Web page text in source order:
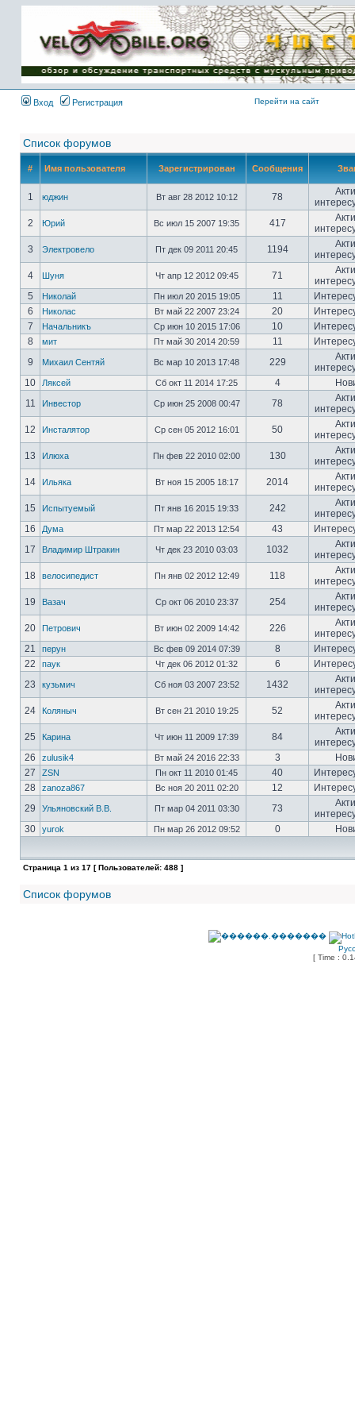
Имя пользователя:
Пароль:
{ LOG_ME_IN_SHORT
}
Вход
Регистрация Перейти на сайт
Список форумов
# Имя пользователя Зарегистрирован Сообщения
1 юджин Вт авг 28 2012 10:12 78
2
Юрий Вс июл 15 2007 19:35 417
3
Электровело Пт дек 09 2011 20:45 1194
4
Шуня Чт апр 12 2012 09:45 71
5
Николай Пн июл 20 2015 19:05 11
6
Николас Вт май 22 2007 23:24 20
7
Начальникъ Ср июн 10 2015 17:06 10
8
мит Пт май 30 2014 20:59 11
9
Михаил Сентяй Вс мар 10 2013 17:48 229
10
Ляксей Сб окт 11 2014 17:25 4
11
Инвестор Ср июн 25 2008 00:47 78
12
Инсталятор Ср сен 05 2012 16:01 50
13
Илюха Пн фев 22 2010 02:00 130
14
Ильяка Вт ноя 15 2005 18:17 2014
15
Испытуемый Пт янв 16 2015 19:33 242
16
Дума Пт мар 22 2013 12:54 43
17
Владимир Штракин Чт дек 23 2010 03:03 1032
18
велосипедист Пн янв 02 2012 12:49 118
19
Вазач Ср окт 06 2010 23:37 254
20
Петрович Вт июн 02 2009 14:42 226
21
перун Вс фев 09 2014 07:39 8
22
паук Чт дек 06 2012 01:32 6
23
кузьмич Сб ноя 03 2007 23:52 1432
24
Коляныч Вт сен 21 2010 19:25 52
25
Карина Чт июн 11 2009 17:39 84
26
zulusik4 Вт май 24 2016 22:33 3
27
ZSN Пн окт 11 2010 01:45 40
28
zanoza867 Вс ноя 20 2011 02:20 12
29
Ульяновский В.В. Пт мар 04 2011 03:30 73
30
yurok Пн мар 26 2012 09:52 0
Страница 1 из 17 [ Пользователей: 488 ]
Список форумов
[ Time :